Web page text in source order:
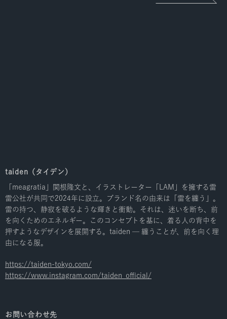
taiden（タイデン）
「meagratia」関根隆文と、イラストレーター「LAM」を擁する雷
雷公社が共同で2024年に設立。ブランド名の由来は「雷を纏う」。
雷の持つ、静寂を破るような輝きと衝動。それは、迷いを断ち、前
を向くためのエネルギー。このコンセプトを基に、着る人の背中を
押すようなデザインを展開する。taiden ─ 纏うことが、前を向く理
由になる服。
https://taiden-tokyo.com/
https://www.instagram.com/taiden_official/
お問い合わせ先